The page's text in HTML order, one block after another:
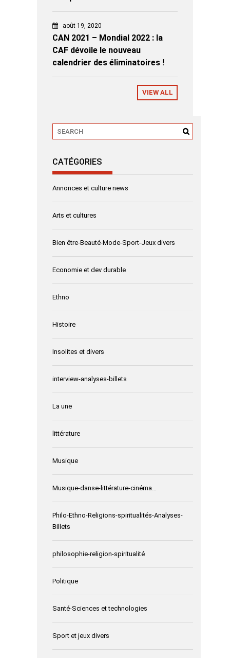
août 19, 2020
CAN 2021 – Mondial 2022 : la
CAF dévoile le nouveau
calendrier des éliminatoires !
VIEW ALL
CATÉGORIES
Annonces et culture news
Arts et cultures
Bien être-Beauté-Mode-Sport-Jeux divers
Economie et dev durable
Ethno
Histoire
Insolites et divers
interview-analyses-billets
La une
littérature
Musique
Musique-danse-littérature-cinéma…
Philo-Ethno-Religions-spiritualités-Analyses-
Billets
philosophie-religion-spiritualité
Politique
Santé-Sciences et technologies
Sport et jeux divers